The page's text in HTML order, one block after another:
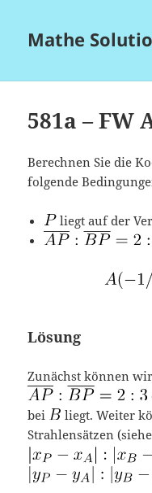
Mathe
581a – FW
Berechnen Sie die
folgende
liegt auf der
Lösung
Zunächst können
bei
liegt. Weiter
Strahlensätzen